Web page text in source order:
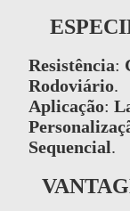
Resistência:
Rodoviário.
Aplicação:
Sequencial.